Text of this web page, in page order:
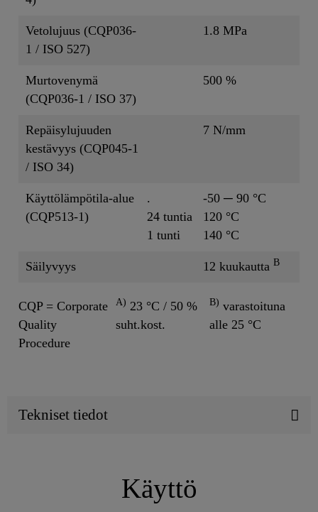
Vetolujuus (CQP036-
1 / ISO 527)
1.8 MPa
Murtovenymä
(CQP036-1 / ISO 37)
500 %
Repäisylujuuden
kestävyys (CQP045-1
/ ISO 34)
7 N/mm
Käyttölämpötila-alue
(CQP513-1)
.
24 tuntia
1 tunti
-50 ─ 90 °C
120 °C
140 °C
Säilyvyys 12 kuukautta B
CQP = Corporate
Quality
Procedure
A) 23 °C / 50 %
suht.kost.
B) varastoituna
alle 25 °C
Tekniset tiedot
Käyttö